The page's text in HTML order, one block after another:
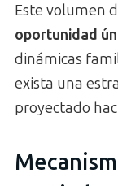
Este volumen
oportunidad
dinámicas
exista una
proyectado